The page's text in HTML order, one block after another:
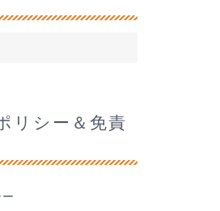
リシー＆免責